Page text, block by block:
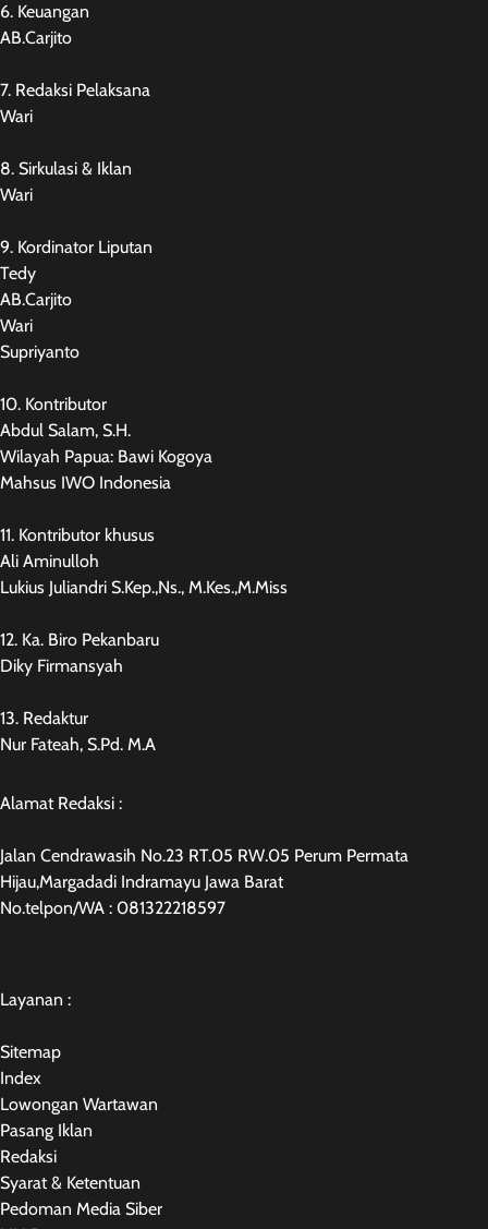
6. Keuangan
AB.Carjito
7. Redaksi Pelaksana
Wari
8. Sirkulasi & Iklan
Wari
9. Kordinator Liputan
Tedy
AB.Carjito
Wari
Supriyanto
10. Kontributor
Abdul Salam, S.H.
Wilayah Papua: Bawi Kogoya
Mahsus IWO Indonesia
11. Kontributor khusus
Ali Aminulloh
Lukius Juliandri S.Kep.,Ns., M.Kes.,M.Miss
12. Ka. Biro Pekanbaru
Diky Firmansyah
13. Redaktur
Nur Fateah, S.Pd. M.A
Alamat Redaksi :
Jalan Cendrawasih No.23 RT.05 RW.05 Perum Permata
Hijau,Margadadi Indramayu Jawa Barat
No.telpon/WA : 081322218597
Layanan :
Sitemap
Index
Lowongan Wartawan
Pasang Iklan
Redaksi
Syarat & Ketentuan
Pedoman Media Siber